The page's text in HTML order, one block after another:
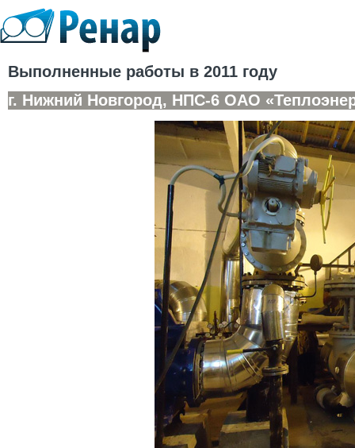
Выполненные работы в 2011 году
г. Нижний Новгород, НПС-6 ОАО